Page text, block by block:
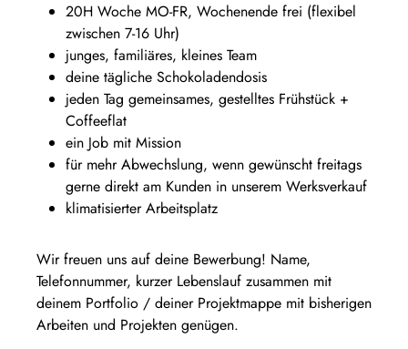
20H Woche MO-FR, Wochenende frei (flexibel
zwischen 7-16 Uhr)
junges, familiäres, kleines Team
deine tägliche Schokoladendosis
jeden Tag gemeinsames, gestelltes Frühstück +
Coffeeflat
ein Job mit Mission
für mehr Abwechslung, wenn gewünscht freitags
gerne direkt am Kunden in unserem Werksverkauf
klimatisierter Arbeitsplatz
Wir freuen uns auf deine Bewerbung! Name,
Telefonnummer, kurzer Lebenslauf zusammen mit
deinem Portfolio / deiner Projektmappe mit bisherigen
Arbeiten und Projekten genügen.